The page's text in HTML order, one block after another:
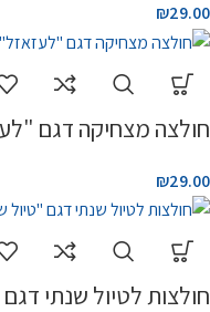
₪29.00
חולצה מצחיקה דגם
₪29.00
חולצות לטיול שנתי דגם